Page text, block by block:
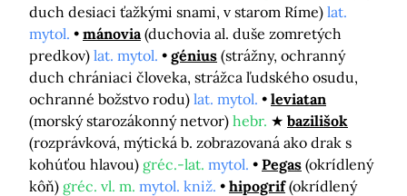
duch desiaci ťažkými snami, v starom Ríme) lat.
mytol.
mánovia (duchovia al. duše zomretých
predkov) lat. mytol. génius (strážny, ochranný
duch chrániaci človeka, strážca ľudského osudu,
ochranné božstvo rodu) lat. mytol.
leviatan
(morský starozákonný netvor) hebr.
bazilišok
(rozprávková, mýtická b. zobrazovaná ako drak s
kohúťou hlavou) gréc.-lat. mytol. Pegas (okrídlený
kôň) gréc. vl. m. mytol. kniž. hipogrif (okrídlený